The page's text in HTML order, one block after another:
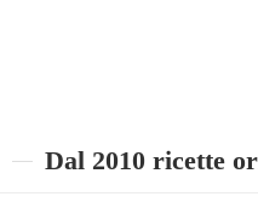
Dal 2010 ricette